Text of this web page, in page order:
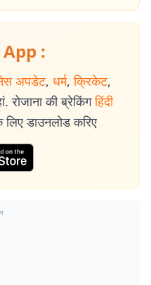
:
अपडेट, धर्म, क्रिकेट,
रोजाना की ब्रेकिंग हिंदी
डाउनलोड करिए